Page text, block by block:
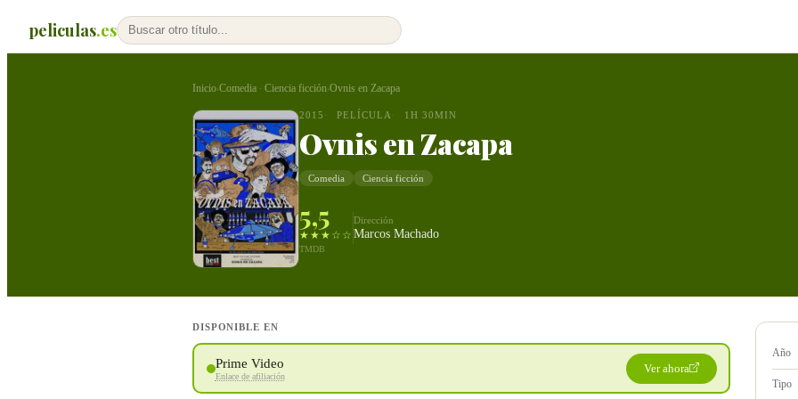
peliculas.es
Inicio›Comedia · Ciencia ficción›Ovnis en Zacapa
2015 PELÍCULA 1H 30MIN
Ovnis en Zacapa
Comedia Ciencia ficción
5,5
★★★☆☆
TMDB
Dirección
Marcos Machado
DISPONIBLE EN
Prime Video
Enlace de afiliación
Ver ahora
Año
Tipo